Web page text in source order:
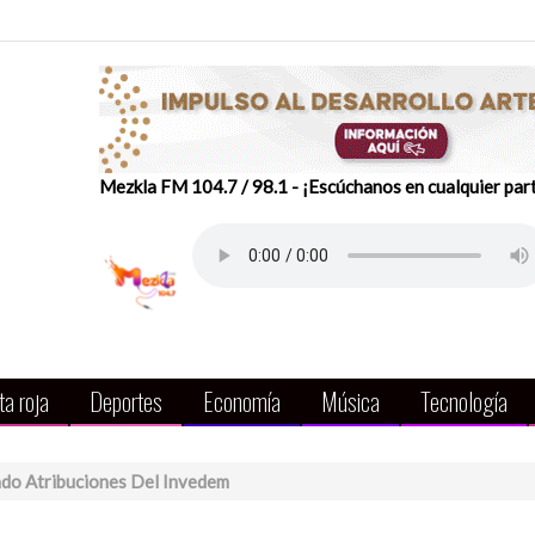
Mezkla FM 104.7 / 98.1 - ¡Escúchanos en cualquier
roja Deportes Economía Música Tecnología
Atribuciones Del Invedem